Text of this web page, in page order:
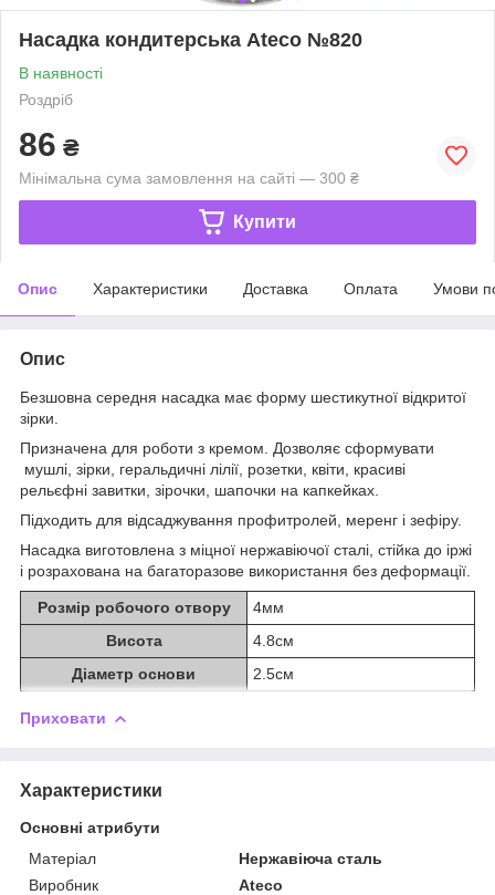
Насадка кондитерська Ateco №820
В наявності
Роздріб
86 ₴
Мінімальна сума замовлення на сайті — 300 ₴
Купити
Опис Характеристики Доставка Оплата Умови
Опис
Безшовна середня насадка має форму шестикутної відкритої
зірки.
Призначена для роботи з кремом. Дозволяє сформувати
мушлі, зірки, геральдичні лілії, розетки, квіти, красиві
рельєфні завитки, зірочки, шапочки на капкейках.
Підходить для відсаджування профитролей, меренг і зефіру.
Насадка виготовлена з міцної нержавіючої сталі, стійка до іржі
і розрахована на багаторазове використання без деформації.
Розмір робочого отвору
4мм
Висота
4.8см
Діаметр основи
2.5см
Приховати
Характеристики
Основні атрибути
Матеріал
Нержавіюча сталь
Виробник
Ateco